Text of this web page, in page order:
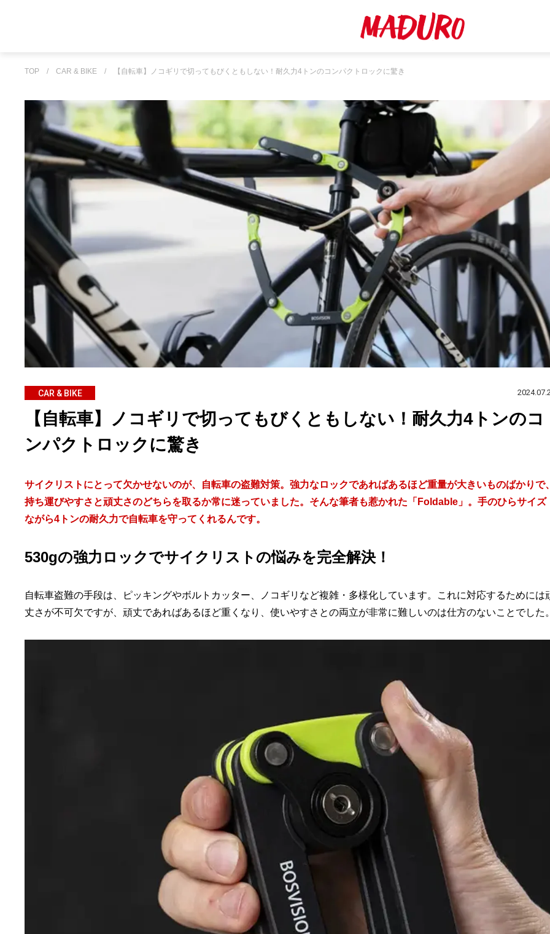
TOP / CAR & BIKE / 【自転車】ノコギリで切ってもびくともしない！耐久力4トンのコンパクトロックに驚き
CAR & BIKE
【自転車】ノコギリで切ってもびくともしない！耐久力4トンのコ
ンパクトロックに驚き
サイクリストにとって欠かせないのが、自転車の盗難対策。強力なロックであればあるほど重量が大きいものばかりで
持ち運びやすさと頑丈さのどちらを取るか常に迷っていました。そんな筆者も惹かれた「Foldable」。手のひらサイズ
ながら4トンの耐久力で自転車を守ってくれるんです。
530gの強力ロックでサイクリストの悩みを完全解決！
自転車盗難の手段は、ピッキングやボルトカッター、ノコギリなど複雑・多様化しています。これに対応するためには
丈さが不可欠ですが、頑丈であればあるほど重くなり、使いやすさとの両立が非常に難しいのは仕方のないことでした